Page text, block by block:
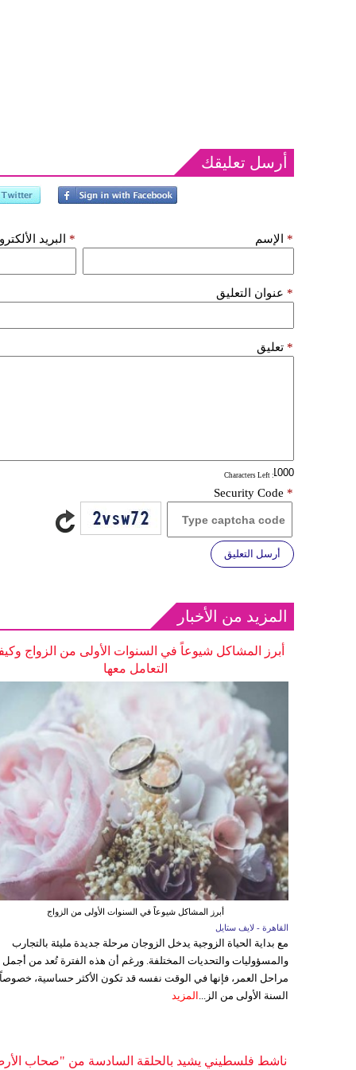
أرسل تعليقك
الإسم * البريد *
عنوان التعليق *
تعليق *
: Characters Left
Security Code *
أرسل التعليق
المزيد من الأخبار
أبرز المشاكل شيوعاً في السنوات الأولى من الزواج
التعامل معها
أبرز المشاكل شيوعاً في السنوات الأولى من الزواج
القاهرة - لايف ستايل
مع بداية الحياة الزوجية يدخل الزوجان مرحلة جديدة مليئة بالتجارب
والمسؤوليات والتحديات المختلفة. ورغم أن هذه الفترة تُعد من أجمل
مراحل العمر، فإنها في الوقت نفسه قد تكون الأكثر حساسية،
السنة الأولى من الز... المزيد
ناشط فلسطيني يشيد بالحلقة السادسة من "صحاب